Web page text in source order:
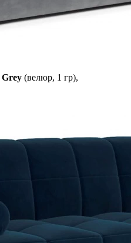
Grey (велюр, 1 гр),